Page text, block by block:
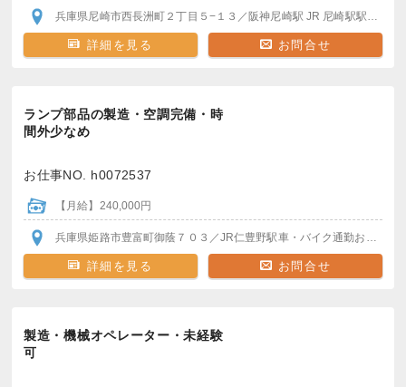
兵庫県尼崎市西長洲町２丁目５−１３ ／阪神尼崎駅 JR 尼崎駅駅から徒歩OK！
詳細を見る お問合せ
ランプ部品の製造・空調完備・時
間外少なめ
お仕事NO. h0072537
【月給】240,000円
兵庫県姫路市豊富町御蔭７０３ ／JR仁豊野駅車・バイク通勤おすすめ！
詳細を見る お問合せ
製造・機械オペレーター・未経験
可